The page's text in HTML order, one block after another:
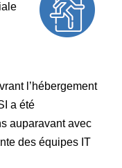
l’hébergement
a été
auparavant avec
des équipes IT